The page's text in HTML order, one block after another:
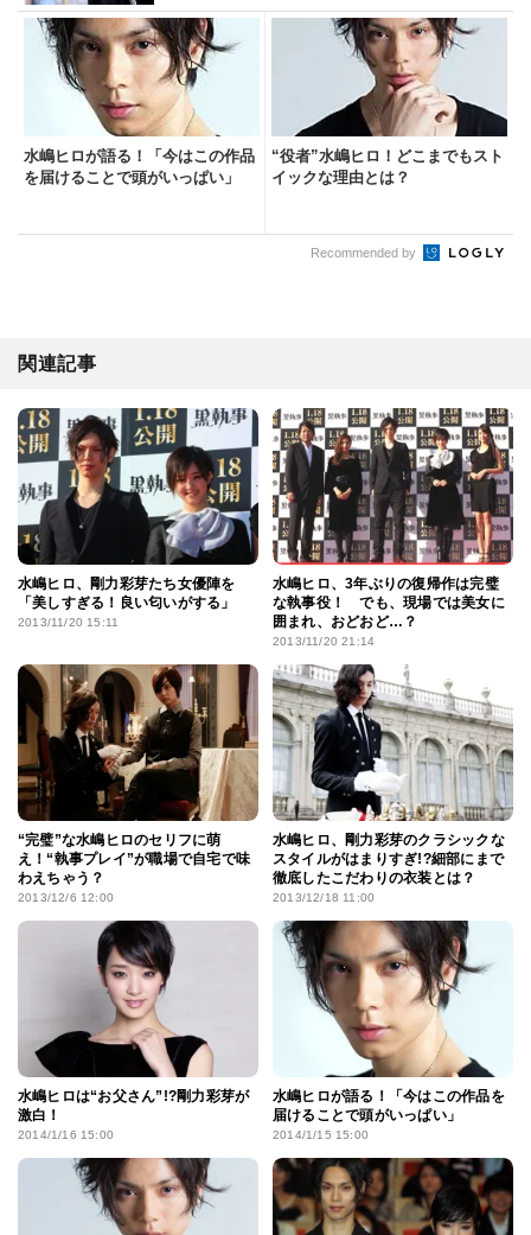
水嶋ヒロが語る！「今はこの作品
を届けることで頭がいっぱい」
“役者”水嶋ヒロ！どこまでもスト
イックな理由とは？
Recommended by
関連記事
水嶋ヒロ、剛力彩芽たち女優陣を
「美しすぎる！良い匂いがする」
2013/11/20 15:11
水嶋ヒロ、3年ぶりの復帰作は完璧
な執事役！ でも、現場では美女に
囲まれ、おどおど…？
2013/11/20 21:14
“完璧”な水嶋ヒロのセリフに萌
え！“執事プレイ”が職場で自宅で味
わえちゃう？
2013/12/6 12:00
水嶋ヒロ、剛力彩芽のクラシックな
スタイルがはまりすぎ!?細部にまで
徹底したこだわりの衣装とは？
2013/12/18 11:00
水嶋ヒロは“お父さん”!?剛力彩芽が
激白！
2014/1/16 15:00
水嶋ヒロが語る！「今はこの作品を
届けることで頭がいっぱい」
2014/1/15 15:00